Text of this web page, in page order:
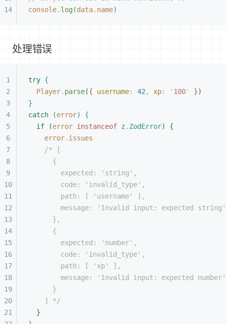
console. log(data. name)
处理错误
try {
Player. parse({ username: 42 , xp: ' 100' })
}
catch
(error)
{
if
(error instanceof z . ZodError)
{
error. issues
/* [
{
expected: 'string',
code: 'invalid_type',
path: [ 'username' ],
message: 'Invalid input: expected string'
},
{
expected: 'number',
code: 'invalid_type',
path: [ 'xp' ],
message: 'Invalid input: expected number'
}
] */
}